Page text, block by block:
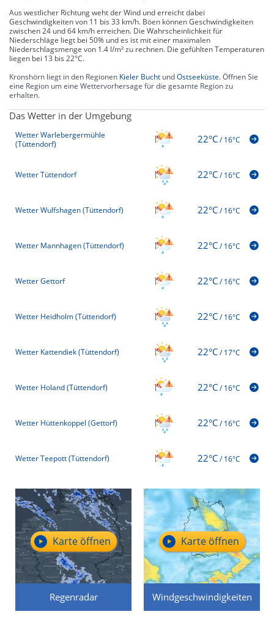
Aus westlicher Richtung weht der Wind und erreicht dabei
Geschwindigkeiten von 11 bis 33 km/h. Böen können Geschwindigkeiten
zwischen 24 und 64 km/h erreichen. Die Wahrscheinlichkeit für
Niederschläge liegt bei 50% und es ist mit einer maximalen
Niederschlagsmenge von 1.4 l/m² zu rechnen. Die gefühlten Temperaturen
liegen bei 13 bis 22°C.
Kronshörn liegt in den Regionen Kieler Bucht undOstseeküste. Öffnen Sie
eine Region um eine Wettervorhersage für die gesamte Region zu
erhalten.
Das Wetter in der Umgebung
Wetter Warlebergermühle
(Tüttendorf)
22°C/16°C
Wetter Tüttendorf 22°C/16°C
Wetter Wulfshagen (Tüttendorf) 22°C/16°C
Wetter Mannhagen (Tüttendorf) 22°C/16°C
Wetter Gettorf 22°C/16°C
Wetter Heidholm (Tüttendorf) 22°C/16°C
Wetter Kattendiek (Tüttendorf) 22°C/17°C
Wetter Holand (Tüttendorf) 22°C/16°C
Wetter Hüttenkoppel (Gettorf) 22°C/16°C
Wetter Teepott (Tüttendorf) 22°C/16°C
Regenradar
Karte öffnen
Windgeschwindigkeiten
Karte öffnen